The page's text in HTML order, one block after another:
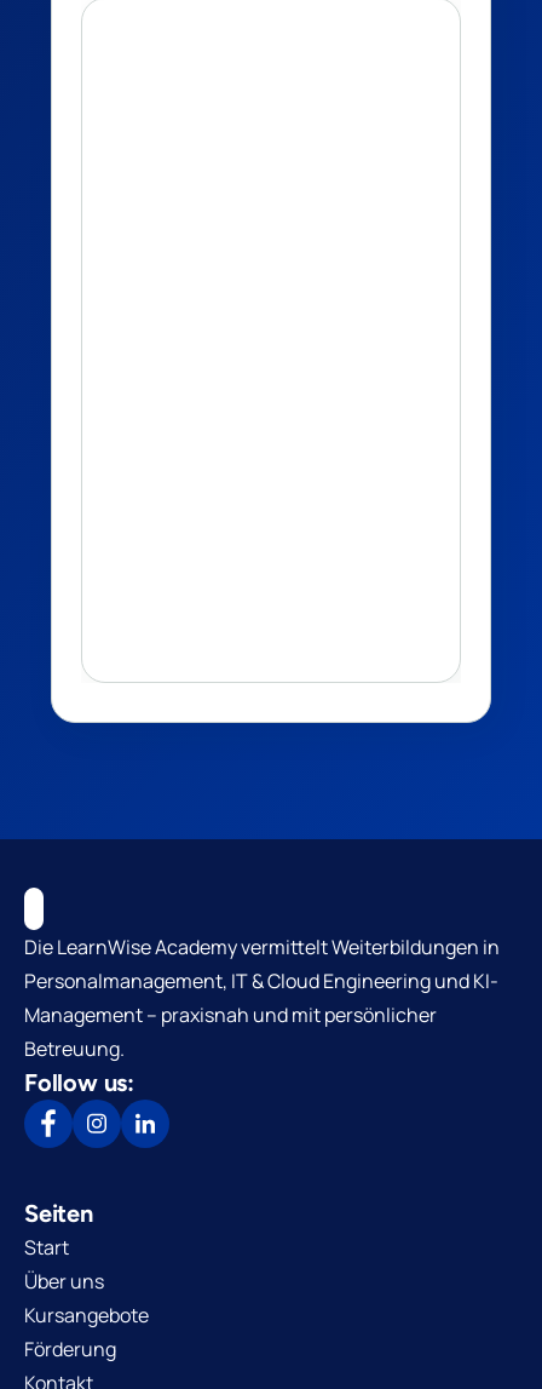
Die LearnWise Academy vermittelt Weiterbildungen in
Personalmanagement, IT & Cloud Engineering und KI-
Management – praxisnah und mit persönlicher
Betreuung.
Follow us:
Seiten
Start
Über uns
Kursangebote
Förderung
Kontakt